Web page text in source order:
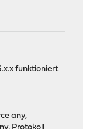
funktioniert
any,